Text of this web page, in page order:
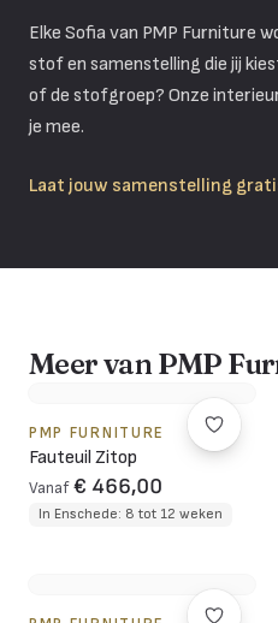
Elke Sofia van PMP Furniture
stof en samenstelling die jij
of de stofgroep? Onze
je mee.
Laat jouw samenstelling
Meer van PMP
PMP FURNITURE
Fauteuil Zitop
Vanaf € 466,00
In Enschede: 8 tot 12 weken